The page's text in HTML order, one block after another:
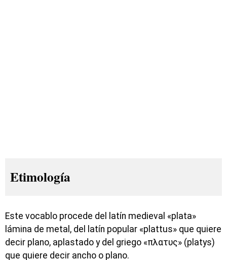
Etimología
Este vocablo procede del latín medieval «plata»
lámina de metal, del latín popular «plattus» que quiere
decir plano, aplastado y del griego «πλατυς» (platys)
que quiere decir ancho o plano.